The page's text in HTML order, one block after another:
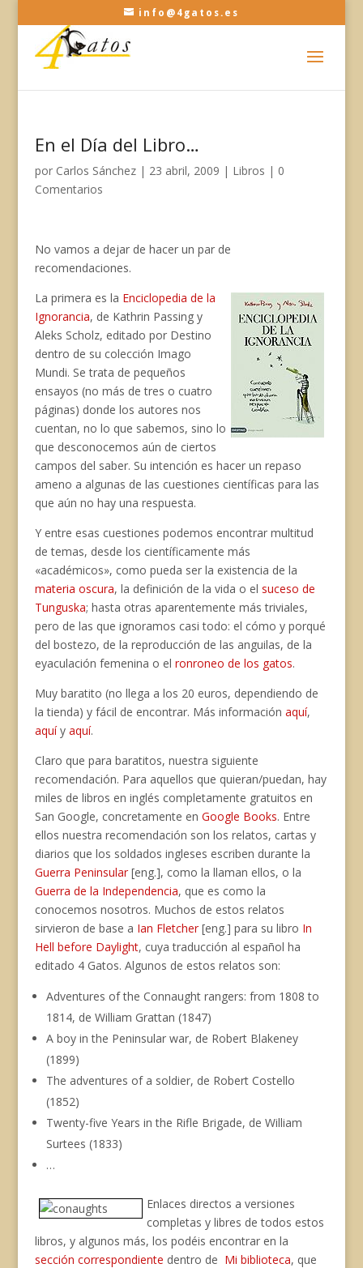
info@4gatos.es
En el Día del Libro…
por Carlos Sánchez| 23 abril, 2009 | Libros | 0
Comentarios
No vamos a dejar de hacer un par de
recomendaciones.
La primera es la Enciclopedia de la
Ignorancia, de Kathrin Passing y
Aleks Scholz, editado por Destino
dentro de su colección Imago
Mundi. Se trata de pequeños
ensayos (no más de tres o cuatro
páginas) donde los autores nos
cuentan, no lo que sabemos, sino lo
que desconocemos aún de ciertos
campos del saber. Su intención es hacer un repaso
ameno a algunas de las cuestiones científicas para las
que aún no hay una respuesta.
Y entre esas cuestiones podemos encontrar multitud
de temas, desde los científicamente más
«académicos», como pueda ser la existencia de la
materia oscura, la definición de la vida o el suceso de
Tunguska; hasta otras aparentemente más triviales,
pero de las que ignoramos casi todo: el cómo y porqué
del bostezo, de la reproducción de las anguilas, de la
eyaculación femenina o el ronroneo de los gatos.
Muy baratito (no llega a los 20 euros, dependiendo de
la tienda) y fácil de encontrar. Más información aquí,
aquíy aquí.
Claro que para baratitos, nuestra siguiente
recomendación. Para aquellos que quieran/puedan, hay
miles de libros en inglés completamente gratuitos en
San Google, concretamente en Google Books. Entre
ellos nuestra recomendación son los relatos, cartas y
diarios que los soldados ingleses escriben durante la
Guerra Peninsular[eng.], como la llaman ellos, o la
Guerra de la Independencia, que es como la
conocemos nosotros. Muchos de estos relatos
sirvieron de base a Ian Fletcher[eng.] para su libro In
Hell before Daylight, cuya traducción al español ha
editado 4 Gatos. Algunos de estos relatos son:
Adventures of the Connaught rangers: from 1808 to
1814, de William Grattan (1847)
A boy in the Peninsular war, de Robert Blakeney
(1899)
The adventures of a soldier, de Robert Costello
(1852)
Twenty-five Years in the Rifle Brigade, de William
Surtees (1833)
…
Enlaces directos a versiones
completas y libres de todos estos
libros, y algunos más, los podéis encontrar en la
sección correspondiente dentro de Mi biblioteca, que